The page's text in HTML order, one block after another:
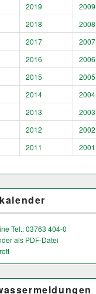
2019
2009
2018
2008
2017
2007
2016
2006
2015
2005
2014
2004
2013
2003
2012
2002
2011 2001
Tel.: 03763 404-0
als PDF-Datei